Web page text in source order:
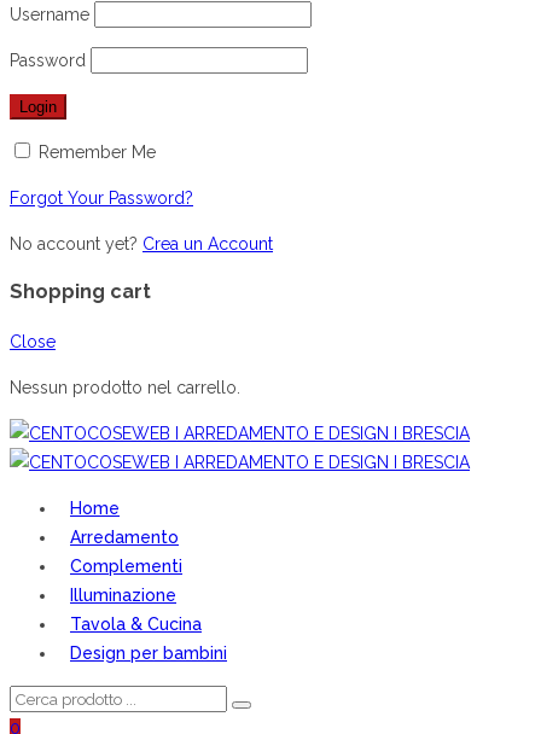
Username
Password
Remember Me
Forgot Your Password?
No account yet? Crea un Account
Shopping cart
Close
Nessun prodotto nel carrello.
Home
Arredamento
Complementi
Illuminazione
Tavola & Cucina
Design per bambini
0